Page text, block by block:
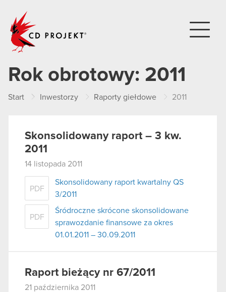
Rok obrotowy: 2011
Start Inwestorzy Raporty giełdowe 2011
Skonsolidowany raport – 3 kw.
2011
14 listopada 2011
PDF
Skonsolidowany raport kwartalny QS
3/2011
PDF
Śródroczne skrócone skonsolidowane
sprawozdanie finansowe za okres
01.01.2011 – 30.09.2011
Raport bieżący nr 67/2011
21 października 2011